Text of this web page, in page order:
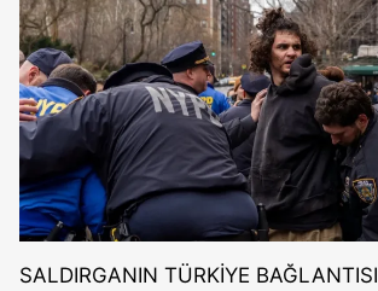
SALDIRGANIN TÜRKİYE BAĞLANTISI